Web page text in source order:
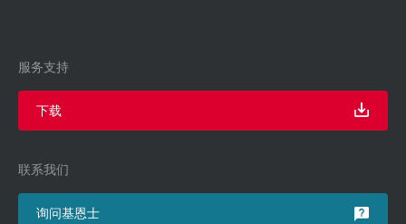
服务支持
下载
联系我们
询问基恩士